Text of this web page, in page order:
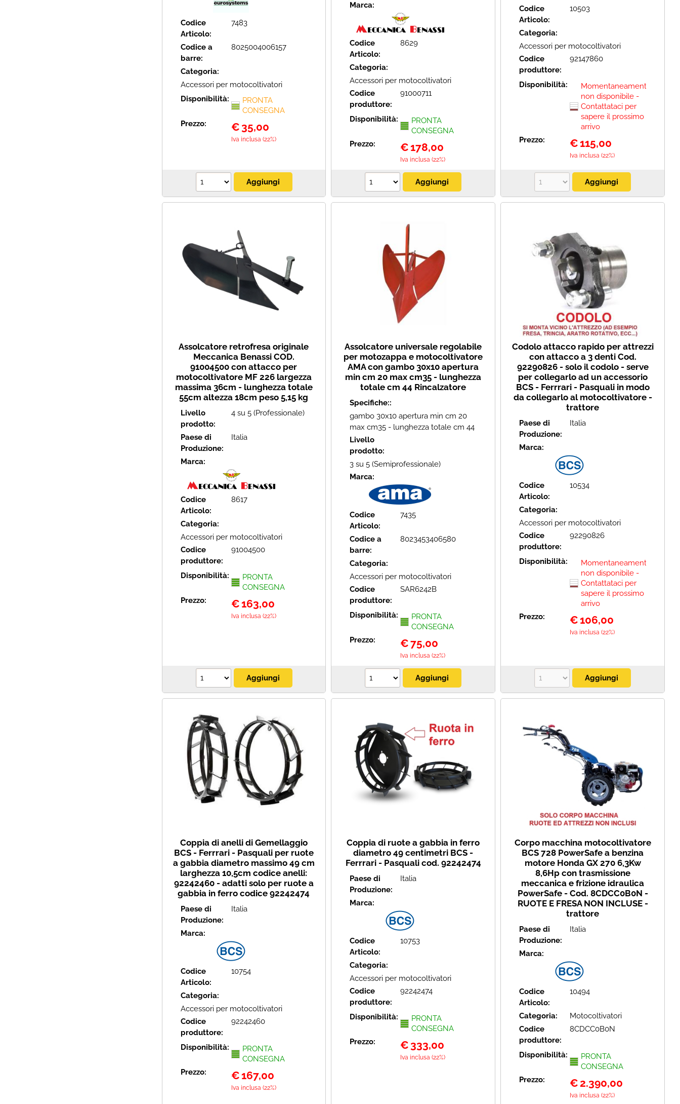
Codice
Articolo:
7483
Codice a
barre:
8025004006157
Categoria:
Accessori per motocoltivatori
Disponibilità:
PRONTA
CONSEGNA
Prezzo:
€ 35,00
Iva inclusa (22%)
Marca:
Codice
Articolo:
8629
Categoria:
Accessori per motocoltivatori
Codice
produttore:
91000711
Disponibilità:
PRONTA
CONSEGNA
Prezzo:
€ 178,00
Iva inclusa (22%)
Codice
Articolo:
10503
Categoria:
Accessori per motocoltivatori
Codice
produttore:
92147860
Disponibilità:
Momentaneamente
non disponibile -
Contattataci per
sapere il prossimo
arrivo
Prezzo:
€ 115,00
Iva inclusa (22%)
Assolcatore retrofresa originale
Meccanica Benassi COD.
91004500 con attacco per
motocoltivatore MF 226 largezza
massima 36cm - lunghezza totale
55cm altezza 18cm peso 5,15 kg
Livello
prodotto:
4 su 5 (Professionale)
Paese di
Produzione:
Italia
Marca:
Codice
Articolo:
8617
Categoria:
Accessori per motocoltivatori
Codice
produttore:
91004500
Disponibilità:
PRONTA
CONSEGNA
Prezzo:
€ 163,00
Iva inclusa (22%)
Assolcatore universale regolabile
per motozappa e motocoltivatore
AMA con gambo 30x10 apertura
min cm 20 max cm35 - lunghezza
totale cm 44 Rincalzatore
Specifiche::
gambo 30x10 apertura min cm 20
max cm35 - lunghezza totale cm 44
Livello
prodotto:
3 su 5 (Semiprofessionale)
Marca:
Codice
Articolo:
7435
Codice a
barre:
8023453406580
Categoria:
Accessori per motocoltivatori
Codice
produttore:
SAR6242B
Disponibilità:
PRONTA
CONSEGNA
Prezzo:
€75,00
Iva inclusa (22%)
Codolo attacco rapido per attrezzi
con attacco a 3 denti Cod.
92290826 - solo il codolo - serve
per collegarlo ad un accessorio
BCS - Ferrrari - Pasquali in modo
da collegarlo al motocoltivatore -
trattore
Paese di
Produzione:
Italia
Marca:
Codice
Articolo:
10534
Categoria:
Accessori per motocoltivatori
Codice
produttore:
92290826
Disponibilità:
Momentaneamente
non disponibile -
Contattataci per
sapere il prossimo
arrivo
Prezzo:
€ 106,00
Iva inclusa (22%)
Coppia di anelli di Gemellaggio
BCS - Ferrrari - Pasquali per ruote
a gabbia diametro massimo 49 cm
larghezza 10,5cm codice anelli:
92242460 - adatti solo per ruote a
gabbia in ferro codice 92242474
Paese di
Produzione:
Italia
Marca:
Codice
Articolo:
10754
Categoria:
Accessori per motocoltivatori
Codice
produttore:
92242460
Disponibilità:
PRONTA
CONSEGNA
Prezzo:
€ 167,00
Iva inclusa (22%)
Coppia di ruote a gabbia in ferro
diametro 49 centimetri BCS -
Ferrrari - Pasquali cod. 92242474
Paese di
Produzione:
Italia
Marca:
Codice
Articolo:
10753
Categoria:
Accessori per motocoltivatori
Codice
produttore:
92242474
Disponibilità:
PRONTA
CONSEGNA
Prezzo:
€ 333,00
Iva inclusa (22%)
Corpo macchina motocoltivatore
BCS 728 PowerSafe a benzina
motore Honda GX 270 6,3Kw
8,6Hp con trasmissione
meccanica e frizione idraulica
PowerSafe - Cod. 8CDCC0B0N -
RUOTE E FRESA NON INCLUSE -
trattore
Paese di
Produzione:
Italia
Marca:
Codice
Articolo:
10494
Categoria:
Motocoltivatori
Codice
produttore:
8CDCC0B0N
Disponibilità:
PRONTA
CONSEGNA
Prezzo:
€2.390,00
Iva inclusa (22%)